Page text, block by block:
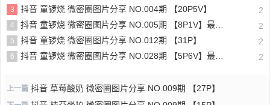
3 抖音 童锣烧 微密圈图片分享 NO.004期 【20P5V】 2
4 抖音 童锣烧 微密圈图片分享 NO.005期 【8P1V】最新至：2023.6.11 2
5 抖音 童锣烧 微密圈图片分享 NO.012期 【31P】 2
6 抖音 童锣烧 微密圈图片分享 NO.028期 【5P6V】最新至：2025.4.9 2
上一篇 抖音 草莓酸奶 微密圈图片分享 NO.009期 【27P】